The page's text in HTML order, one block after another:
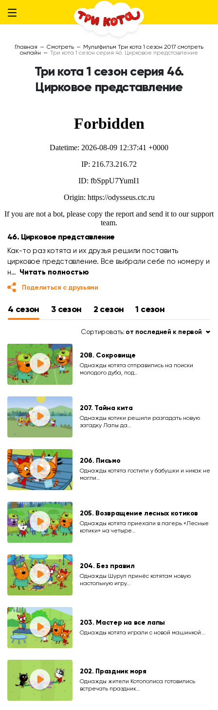
Главная — Смотреть — Мультфильм Три кота 1 сезон 2017 смотреть
онлайн — Три кота 1 сезон серия 46. Цирковое представление
Три кота 1 сезон серия 46.
Цирковое представление
46. Цирковое представление
Как-то раз котята и их друзья решили поставить
цирковое представление. Все выбрали себе по номеру и
н… Читать полностью
Поделиться с друзьями
4 сезон 3 сезон 2 сезон 1 сезон
Сортировать: от последней к первой
208. Сокровище
Однажды котята отправились на поиски
молодого дуба, под…
207. Тайна кита
Однажды котики решили разгадать новую
загадку Лапы да…
206. Письмо
Однажды котята гостили у бабушки и никак не
могли…
205. Возвращение лесных котиков
Однажды котята приехали в лагерь «Лесные
котики» на четыре…
204. Без правил
Однажды Шуруп принёс котятам новую
настольную игру...
203. Мастер на все лапы
Однажды котята играли с новой машинкой...
202. Праздник моря
Однажды жители Котополиса готовились
встречать праздник…